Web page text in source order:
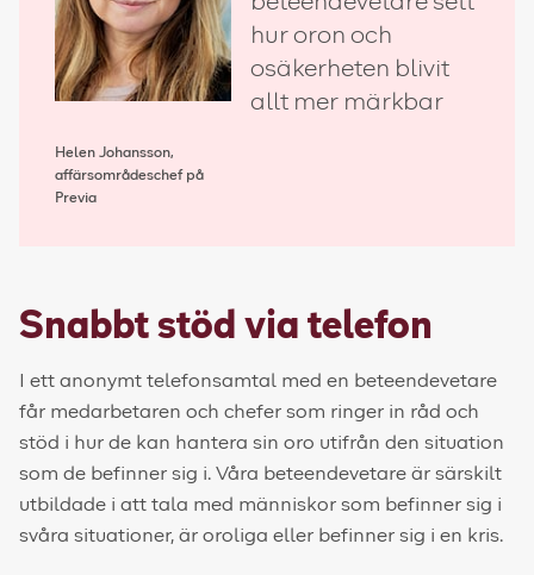
hur oron och
osäkerheten blivit
allt mer märkbar
Helen Johansson,
affärsområdeschef på
Previa
Snabbt stöd via telefon
I ett anonymt telefonsamtal med en beteendevetare
får medarbetaren och chefer som ringer in råd och
stöd i hur de kan hantera sin oro utifrån den situation
som de befinner sig i. Våra beteendevetare är särskilt
utbildade i att tala med människor som befinner sig i
svåra situationer, är oroliga eller befinner sig i en kris.